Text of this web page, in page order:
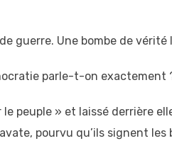
guerre. Une bombe de
parle-t-on exactement
le peuple » et laissé derrière
pourvu qu’ils signent